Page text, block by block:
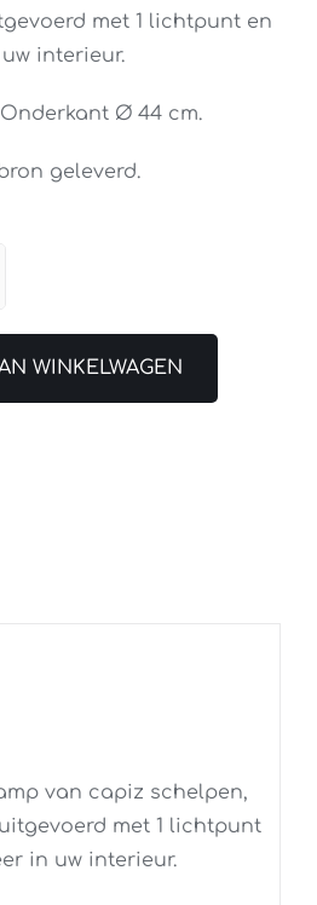
met 1 lichtpunt en
interieur.
Ø 44 cm.
geleverd.
WINKELWAGEN
van capiz schelpen,
met 1 lichtpunt
in uw interieur.